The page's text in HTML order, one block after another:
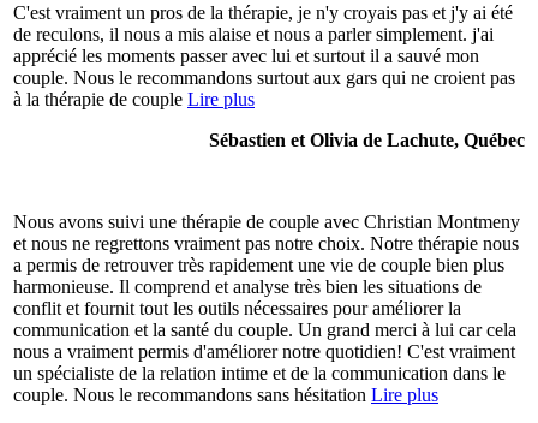
C'est vraiment un pros de la thérapie, je n'y croyais pas et j'y ai été
de reculons, il nous a mis alaise et nous a parler simplement. j'ai
apprécié les moments passer avec lui et surtout il a sauvé mon
couple. Nous le recommandons surtout aux gars qui ne croient pas
à la thérapie de couple Lire plus
Sébastien et Olivia de Lachute, Québec
Nous avons suivi une thérapie de couple avec Christian Montmeny
et nous ne regrettons vraiment pas notre choix. Notre thérapie nous
a permis de retrouver très rapidement une vie de couple bien plus
harmonieuse. Il comprend et analyse très bien les situations de
conflit et fournit tout les outils nécessaires pour améliorer la
communication et la santé du couple. Un grand merci à lui car cela
nous a vraiment permis d'améliorer notre quotidien! C'est vraiment
un spécialiste de la relation intime et de la communication dans le
couple. Nous le recommandons sans hésitation Lire plus